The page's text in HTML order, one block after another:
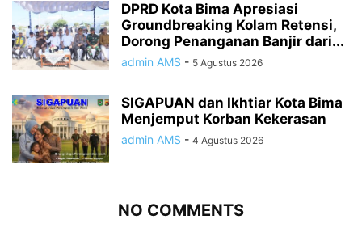
DPRD Kota Bima Apresiasi
Groundbreaking Kolam Retensi,
Dorong Penanganan Banjir dari...
admin AMS - 5 Agustus 2026
SIGAPUAN dan Ikhtiar Kota Bima
Menjemput Korban Kekerasan
admin AMS - 4 Agustus 2026
NO COMMENTS